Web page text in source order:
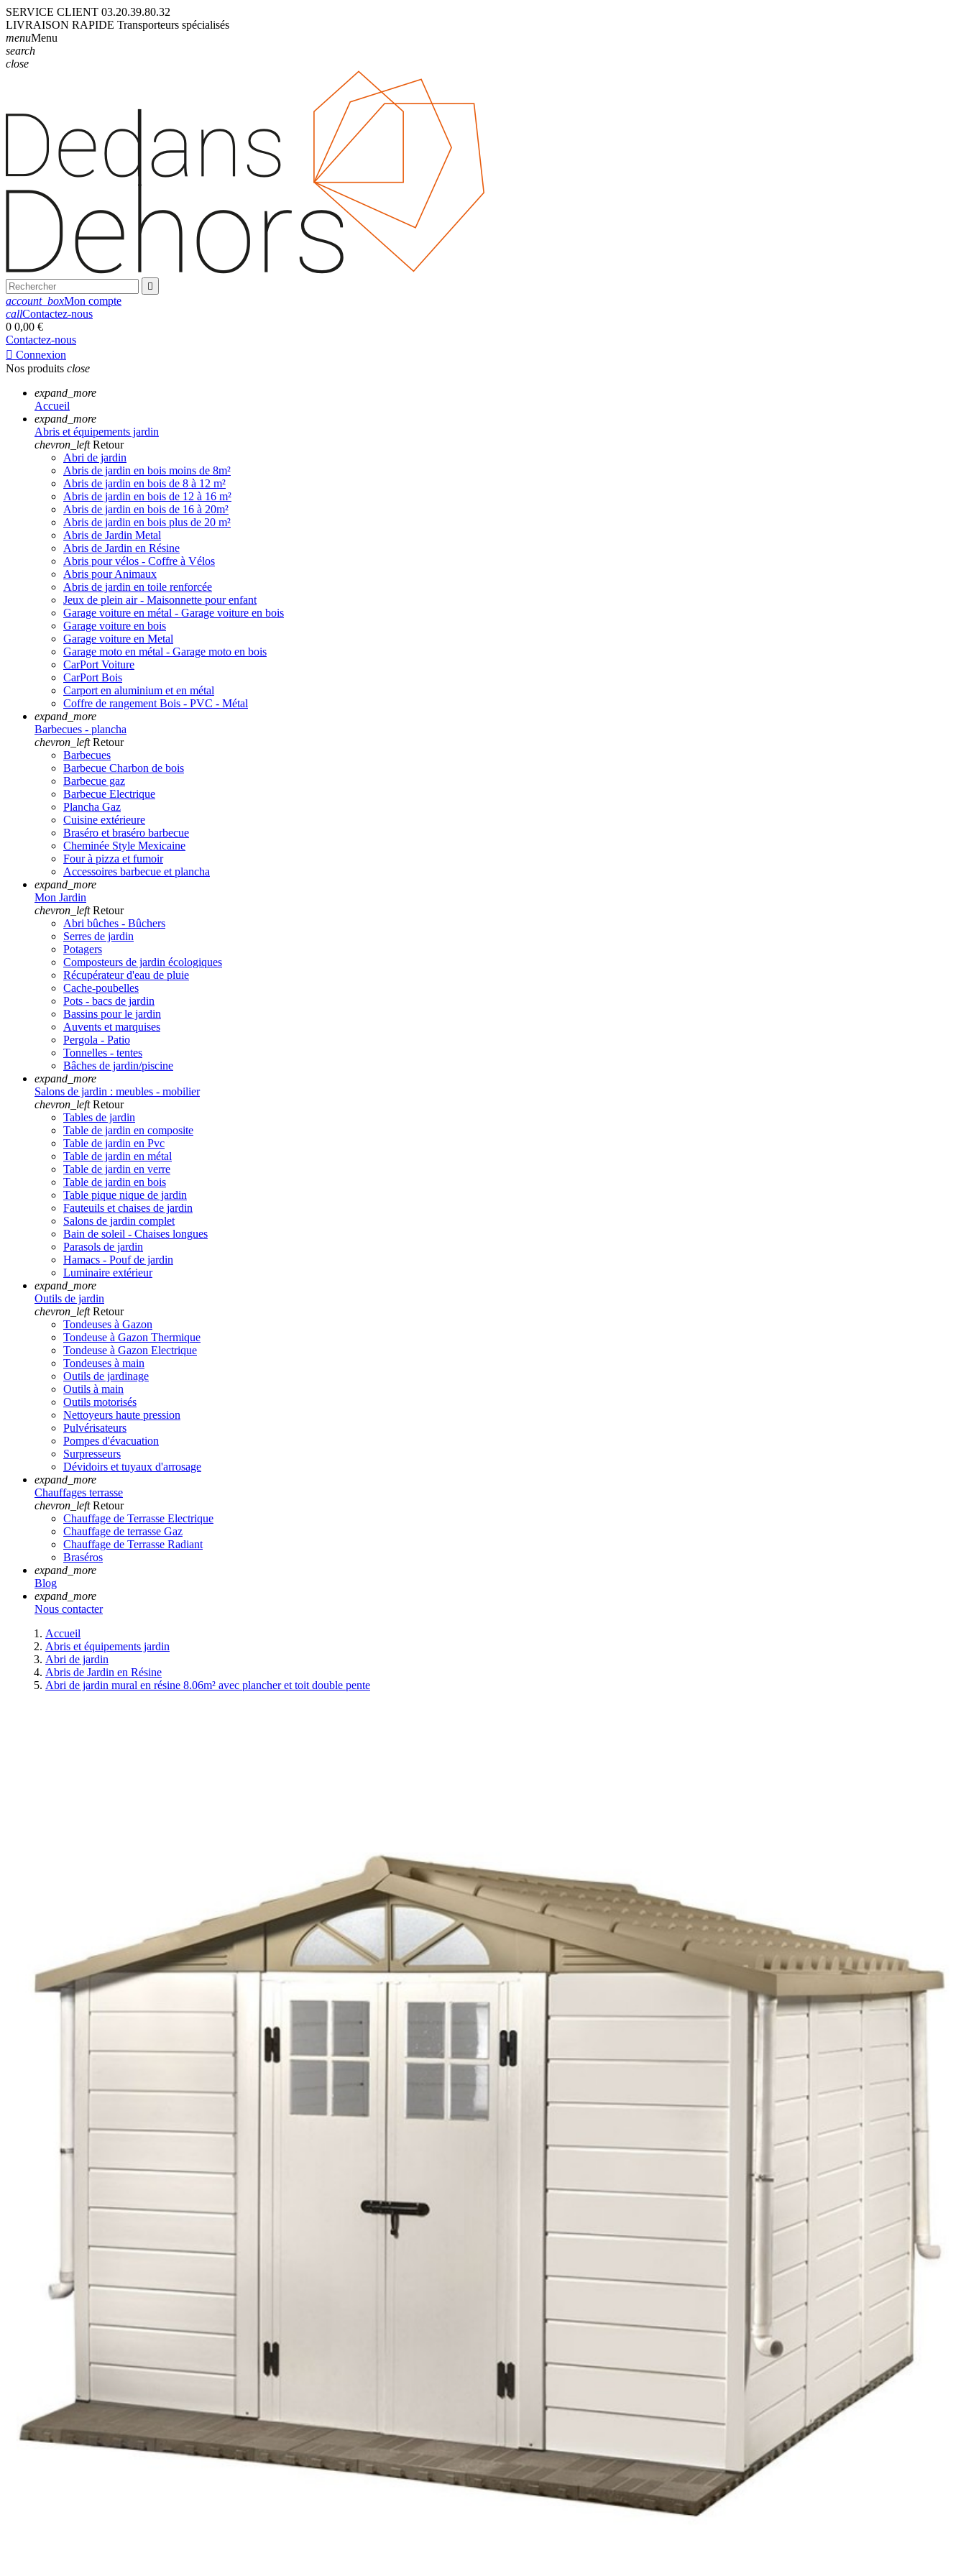
SERVICE CLIENT 03.20.39.80.32
LIVRAISON RAPIDE Transporteurs spécialisés
menuMenu
search
close

account_boxMon compte
callContactez-nous
0 0,00 €
Contactez-nous
 Connexion
Nos produits close
expand_more
Accueil
expand_more
Abris et équipements jardin
chevron_left Retour
Abri de jardin
Abris de jardin en bois moins de 8m²
Abris de jardin en bois de 8 à 12 m²
Abris de jardin en bois de 12 à 16 m²
Abris de jardin en bois de 16 à 20m²
Abris de jardin en bois plus de 20 m²
Abris de Jardin Metal
Abris de Jardin en Résine
Abris pour vélos - Coffre à Vélos
Abris pour Animaux
Abris de jardin en toile renforcée
Jeux de plein air - Maisonnette pour enfant
Garage voiture en métal - Garage voiture en bois
Garage voiture en bois
Garage voiture en Metal
Garage moto en métal - Garage moto en bois
CarPort Voiture
CarPort Bois
Carport en aluminium et en métal
Coffre de rangement Bois - PVC - Métal
expand_more
Barbecues - plancha
chevron_left Retour
Barbecues
Barbecue Charbon de bois
Barbecue gaz
Barbecue Electrique
Plancha Gaz
Cuisine extérieure
Braséro et braséro barbecue
Cheminée Style Mexicaine
Four à pizza et fumoir
Accessoires barbecue et plancha
expand_more
Mon Jardin
chevron_left Retour
Abri bûches - Bûchers
Serres de jardin
Potagers
Composteurs de jardin écologiques
Récupérateur d'eau de pluie
Cache-poubelles
Pots - bacs de jardin
Bassins pour le jardin
Auvents et marquises
Pergola - Patio
Tonnelles - tentes
Bâches de jardin/piscine
expand_more
Salons de jardin : meubles - mobilier
chevron_left Retour
Tables de jardin
Table de jardin en composite
Table de jardin en Pvc
Table de jardin en métal
Table de jardin en verre
Table de jardin en bois
Table pique nique de jardin
Fauteuils et chaises de jardin
Salons de jardin complet
Bain de soleil - Chaises longues
Parasols de jardin
Hamacs - Pouf de jardin
Luminaire extérieur
expand_more
Outils de jardin
chevron_left Retour
Tondeuses à Gazon
Tondeuse à Gazon Thermique
Tondeuse à Gazon Electrique
Tondeuses à main
Outils de jardinage
Outils à main
Outils motorisés
Nettoyeurs haute pression
Pulvérisateurs
Pompes d'évacuation
Surpresseurs
Dévidoirs et tuyaux d'arrosage
expand_more
Chauffages terrasse
chevron_left Retour
Chauffage de Terrasse Electrique
Chauffage de terrasse Gaz
Chauffage de Terrasse Radiant
Braséros
expand_more
Blog
expand_more
Nous contacter
Accueil
Abris et équipements jardin
Abri de jardin
Abris de Jardin en Résine
Abri de jardin mural en résine 8.06m² avec plancher et toit double pente